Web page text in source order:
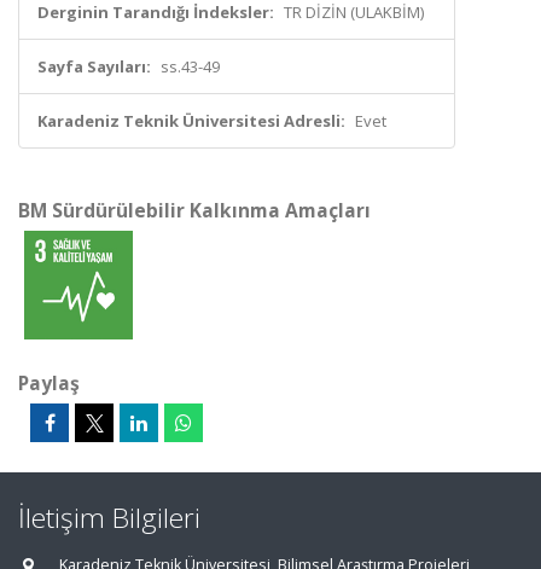
Derginin Tarandığı İndeksler: TR DİZİN (ULAKBİM)
Sayfa Sayıları: ss.43-49
Karadeniz Teknik Üniversitesi Adresli: Evet
BM Sürdürülebilir Kalkınma Amaçları
Paylaş
İletişim Bilgileri
Karadeniz Teknik Üniversitesi, Bilimsel Araştırma Projeleri